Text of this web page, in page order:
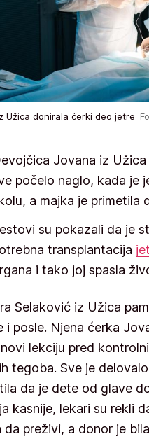
Užica donirala ćerki deo jetre
Jovana iz
počelo naglo, kada je
a majka je primetila
su pokazali da je
transplantacija
i tako joj spasla
Selaković iz Užica
i posle. Njena ćerka
lekciju pred
tegoba. Sve je
da je dete od glave
kasnije, lekari su rekli
da preživi, a donor je